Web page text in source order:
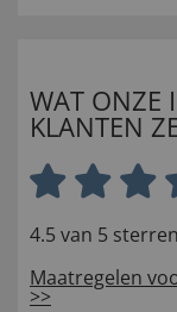
WAT ONZE
KLANTEN
4.5 van 5 sterren
Maatregelen
>>